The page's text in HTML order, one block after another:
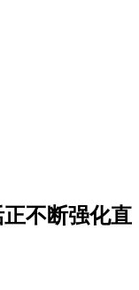
不断强化直